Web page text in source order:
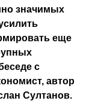
значимых
еще
с
автор
Султанов.